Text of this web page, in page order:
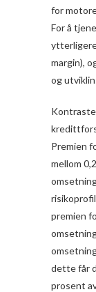
for
For å
margin),
og
Premien
mellom
premien
dette får
prosent